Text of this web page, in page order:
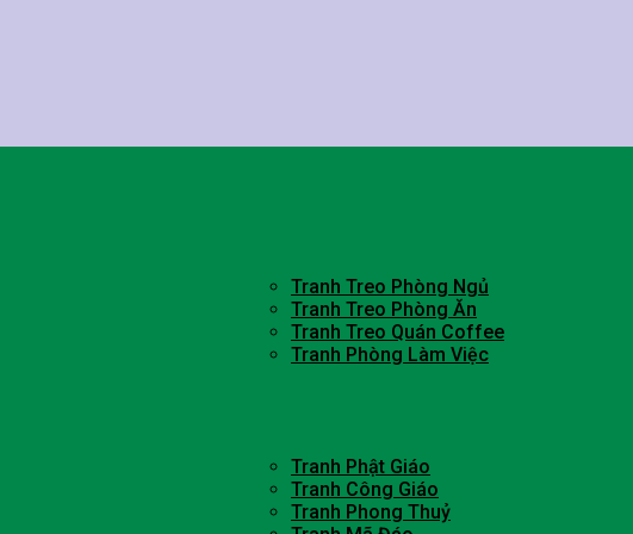
Tranh Treo Phòng Ngủ
Tranh Treo Phòng Ăn
Tranh Treo Quán Coffee
Tranh Phòng Làm Việc
Tranh Phật Giáo
Tranh Công Giáo
Tranh Phong Thuỷ